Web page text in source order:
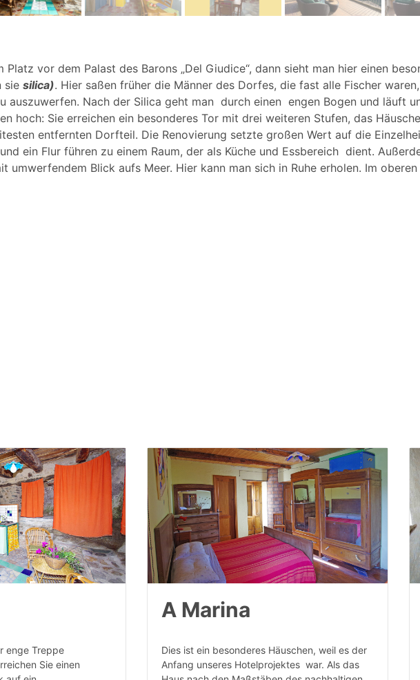
Platz vor dem Palast des Barons „Del Giudice“, dann sieht man hier einen
sie silica). Hier saßen früher die Männer des Dorfes, die fast alle Fischer
auszuwerfen. Nach der Silica geht man durch einen engen Bogen und läuft
hoch: Sie erreichen ein besonderes Tor mit drei weiteren Stufen, das
entfernten Dorfteil. Die Renovierung setzte großen Wert auf die
ein Flur führen zu einem Raum, der als Küche und Essbereich dient.
umwerfendem Blick aufs Meer. Hier kann man sich in Ruhe erholen. Im
enge Treppe
Sie einen
A Marina
Dies ist ein besonderes Häuschen, weil es der
Anfang unseres Hotelprojektes war. Als das